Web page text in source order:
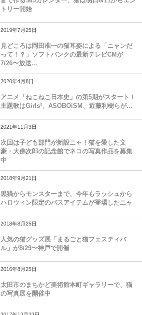
トリー開始
2019年7月25日
見どころは岡田准一の猫耳姿による「ニャンだ
って！？」ソフトバンクの最新テレビCMが
7/26〜放送...
2020年4月8日
アニメ「ねこねこ日本史」の第5期がスタート！
主題歌はGirls²、ASOBOiSM、近藤利樹らが...
2021年11月3日
次回は子ども部門が新設ニャ！猫を愛した文
豪・大佛次郎の記念館でネコの写真作品を募集
中
2018年9月21日
黒猫からモンスターまで、今年もラッシュから
ハロウィン限定のバスアイテムが登場したニャ
2018年8月25日
人気の猫グッズ展「まるごと猫フェスティバ
ル」が8/29〜神戸で開催
2016年8月25日
太田市のまちかど美術館本町ギャラリーで、猫
の写真展を開催中